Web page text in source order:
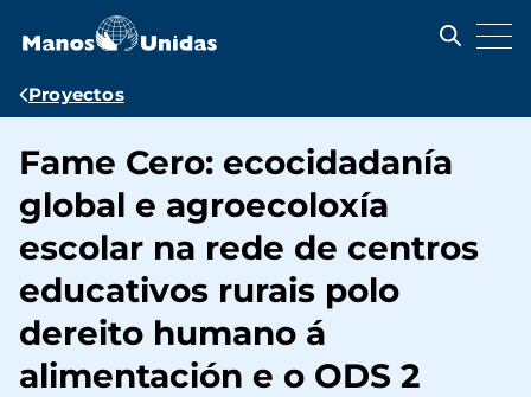
contenido
Ruta
navegación
Proyectos
Fame Cero: ecocidadanía
global e agroecoloxía
escolar na rede de centros
educativos rurais polo
dereito humano á
alimentación e o ODS 2